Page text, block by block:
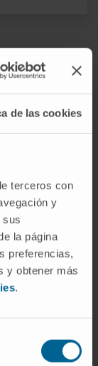
de las cookies
terceros con
y
sus
la página
preferencias,
y obtener más
.